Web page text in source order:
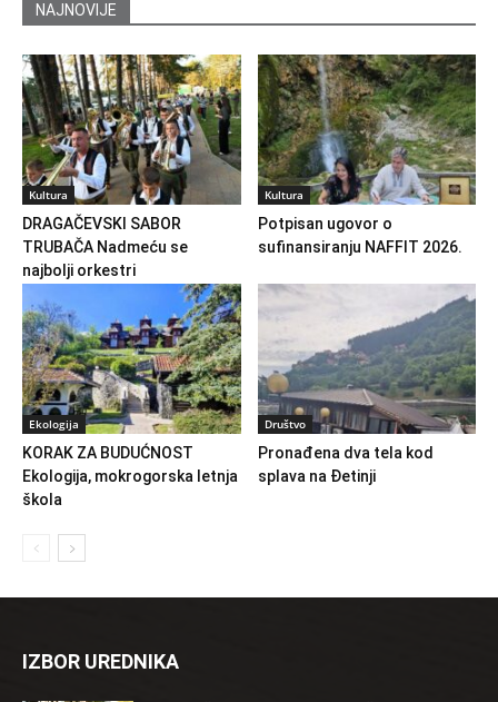
NAJNOVIJE
Kultura
DRAGAČEVSKI SABOR
TRUBAČA Nadmeću se
najbolji orkestri
Kultura
Potpisan ugovor o
sufinansiranju NAFFIT 2026.
Ekologija
KORAK ZA BUDUĆNOST
Ekologija, mokrogorska letnja
škola
Društvo
Pronađena dva tela kod
splava na Đetinji
IZBOR UREDNIKA